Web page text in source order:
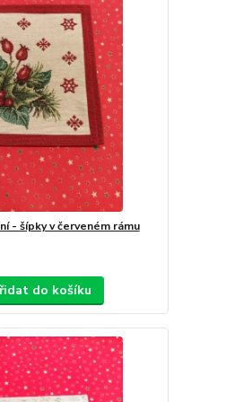
- šípky v červeném rámu
do košíku